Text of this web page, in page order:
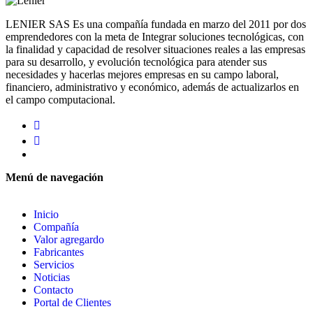
LENIER SAS Es una compañía fundada en marzo del 2011 por dos
emprendedores con la meta de Integrar soluciones tecnológicas, con
la finalidad y capacidad de resolver situaciones reales a las empresas
para su desarrollo, y evolución tecnológica para atender sus
necesidades y hacerlas mejores empresas en su campo laboral,
financiero, administrativo y económico, además de actualizarlos en
el campo computacional.
Menú de navegación
Inicio
Compañía
Valor agregardo
Fabricantes
Servicios
Noticias
Contacto
Portal de Clientes